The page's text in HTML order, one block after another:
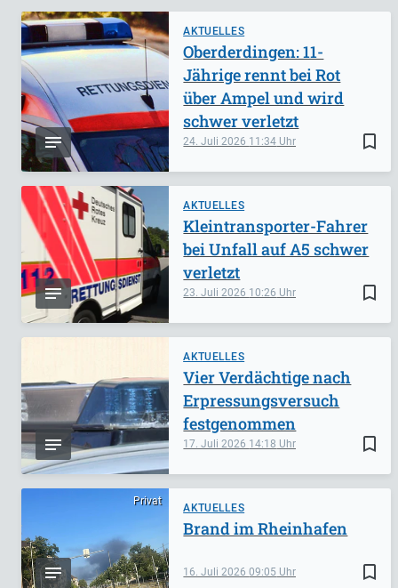
AKTUELLES
bookmark_border
24. Juli 2026 11:34
Oberderdingen: 11-
Jährige rennt bei Rot
über Ampel und wird
schwer verletzt
AKTUELLES
bookmark_border
23. Juli 2026 10:26
Kleintransporter-Fahrer
bei Unfall auf A5 schwer
verletzt
AKTUELLES
bookmark_border
17. Juli 2026 14:18
Vier Verdächtige nach
Erpressungsversuch
festgenommen
Privat
AKTUELLES
bookmark_border
16. Juli 202609:05
Brand im Rheinhafen